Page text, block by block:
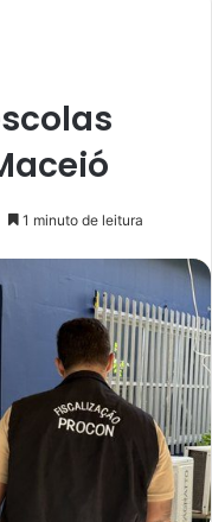
1 minuto de leitura